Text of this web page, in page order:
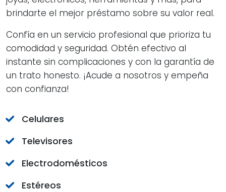
brindarte el mejor préstamo sobre su valor real.
Confía en un servicio profesional que prioriza tu
comodidad y seguridad. Obtén efectivo al
instante sin complicaciones y con la garantía de
un trato honesto. ¡Acude a nosotros y empeña
con confianza!
Celulares
Televisores
Electrodomésticos
Estéreos